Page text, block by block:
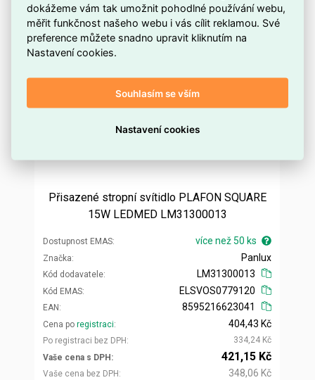
Přisazené stropní svítidlo PLAFON SQUARE
15W LEDMED LM31300013
Dostupnost EMAS více než 50 ks
Značka
Kód dodavatele
Panlux
LM31300013
Kód EMAS
EAN
ELSVOS0779120
8595216623041
Cena po registraci
Po registraci bez DPH
404,43 Kč
334,24 Kč
Vaše cena s DPH
Vaše cena bez DPH
421,15 Kč
348,06 Kč
dokážeme vám tak umožnit pohodlné používání webu,
měřit funkčnost našeho webu i vás cílit reklamou. Své
preference můžete snadno upravit kliknutím na
Nastavení cookies.
Souhlasím se vším
Nastavení cookies